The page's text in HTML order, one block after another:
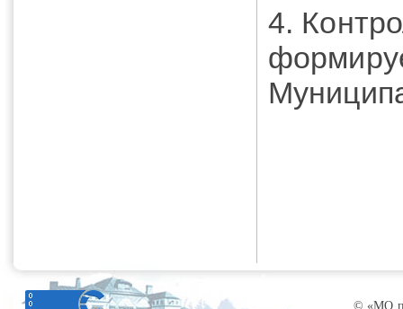
4.
© «МО